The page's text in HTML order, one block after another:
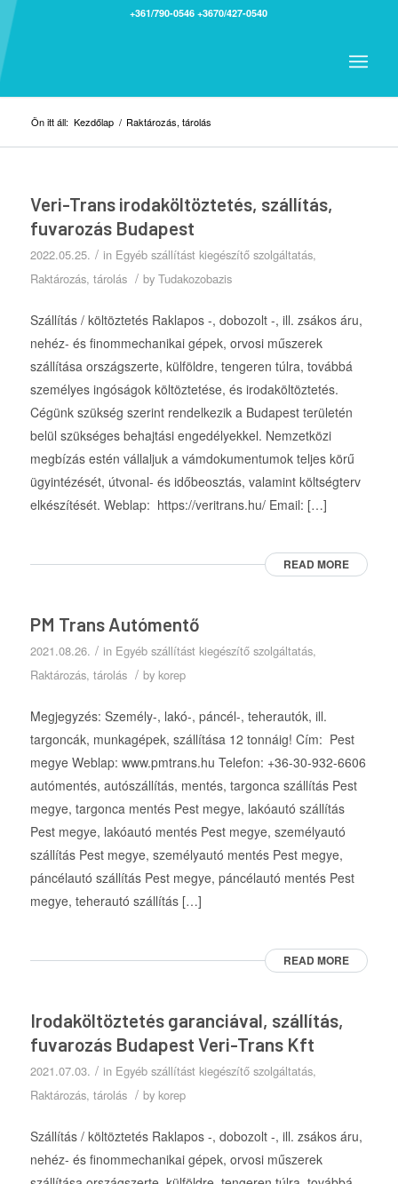
+361/790-0546 +3670/427-0540
Ön itt áll: Kezdőlap / Raktározás, tárolás
Veri-Trans irodaköltöztetés, szállítás,
fuvarozás Budapest
2022.05.25. / in Egyéb szállítást kiegészítő szolgáltatás,
Raktározás, tárolás / by Tudakozobazis
Szállítás / költöztetés Raklapos -, dobozolt -, ill. zsákos áru,
nehéz- és finommechanikai gépek, orvosi műszerek
szállítása országszerte, külföldre, tengeren túlra, továbbá
személyes ingóságok költöztetése, és irodaköltöztetés.
Cégünk szükség szerint rendelkezik a Budapest területén
belül szükséges behajtási engedélyekkel. Nemzetközi
megbízás estén vállaljuk a vámdokumentumok teljes körű
ügyintézését, útvonal- és időbeosztás, valamint költségterv
elkészítését. Weblap: https://veritrans.hu/ Email: […]
READ MORE
PM Trans Autómentő
2021.08.26. / in Egyéb szállítást kiegészítő szolgáltatás,
Raktározás, tárolás / by korep
Megjegyzés: Személy-, lakó-, páncél-, teherautók, ill.
targoncák, munkagépek, szállítása 12 tonnáig! Cím: Pest
megye Weblap: www.pmtrans.hu Telefon: +36-30-932-6606
autómentés, autószállítás, mentés, targonca szállítás Pest
megye, targonca mentés Pest megye, lakóautó szállítás
Pest megye, lakóautó mentés Pest megye, személyautó
szállítás Pest megye, személyautó mentés Pest megye,
páncélautó szállítás Pest megye, páncélautó mentés Pest
megye, teherautó szállítás […]
READ MORE
Irodaköltöztetés garanciával, szállítás,
fuvarozás Budapest Veri-Trans Kft
2021.07.03. / in Egyéb szállítást kiegészítő szolgáltatás,
Raktározás, tárolás / by korep
Szállítás / költöztetés Raklapos -, dobozolt -, ill. zsákos áru,
nehéz- és finommechanikai gépek, orvosi műszerek